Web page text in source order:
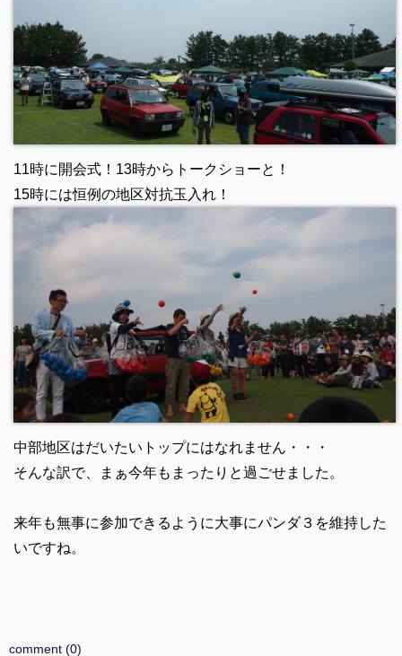
11時に開会式！13時からトークショーと！
15時には恒例の地区対抗玉入れ！
中部地区はだいたいトップにはなれません・・・
そんな訳で、まぁ今年もまったりと過ごせました。
来年も無事に参加できるように大事にパンダ３を維持した
いですね。
comment (0)